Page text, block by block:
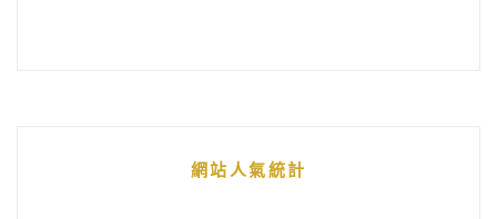
網站人氣統計